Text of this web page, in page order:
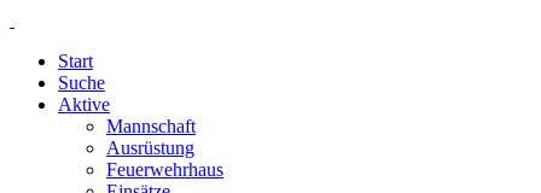
Start
Suche
Aktive
Mannschaft
Ausrüstung
Feuerwehrhaus